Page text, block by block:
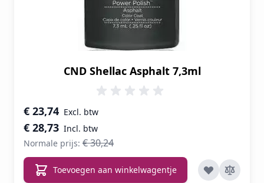
CND Shellac Asphalt 7,3ml
Speciale prijs
€ 28,73
€ 23,74
Normale prijs: € 30,24
Toevoegen aan winkelwagentje